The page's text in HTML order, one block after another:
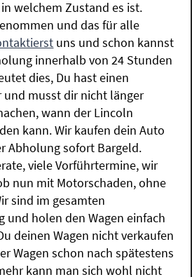
welchem Zustand es ist.
und das für alle
uns und schon kannst
innerhalb von 24 Stunden
dies, Du hast einen
und musst dir nicht länger
wann der Lincoln
kann. Wir kaufen dein Auto
Abholung sofort Bargeld.
viele Vorführtermine, wir
nun mit Motorschaden, ohne
sind im gesamten
und holen den Wagen einfach
deinen Wagen nicht verkaufen
Wagen schon nach spätestens
kann man sich wohl nicht